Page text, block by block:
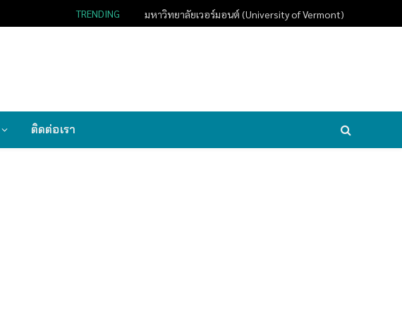
TRENDING มหาวิทยาลัยเวอร์มอนต์ (University of Vermont)
ติดต่อเรา